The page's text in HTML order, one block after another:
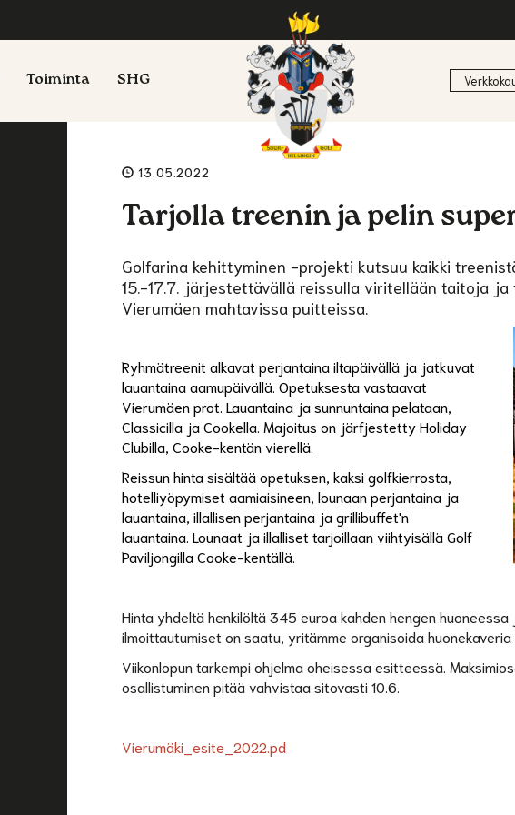
Toiminta SHG
13.05.2022
Tarjolla treenin ja pelin
Golfarina kehittyminen -projekti kutsuu kaikki
15.-17.7. järjestettävällä reissulla viritellään taitoja ja
Vierumäen mahtavissa puitteissa.
Ryhmätreenit alkavat perjantaina iltapäivällä ja jatkuvat
lauantaina aamupäivällä. Opetuksesta vastaavat
Vierumäen prot. Lauantaina ja sunnuntaina pelataan,
Classicilla ja Cookella. Majoitus on järfjestetty Holiday
Clubilla, Cooke-kentän vierellä.
Reissun hinta sisältää opetuksen, kaksi golfkierrosta,
hotelliyöpymiset aamiaisineen, lounaan perjantaina ja
lauantaina, illallisen perjantaina ja grillibuffet'n
lauantaina. Lounaat ja illalliset tarjoillaan viihtyisällä Golf
Paviljongilla Cooke-kentällä.
Hinta yhdeltä henkilöltä 345 euroa kahden hengen
ilmoittautumiset on saatu, yritämme organisoida
Viikonlopun tarkempi ohjelma oheisessa esitteessä.
osallistuminen pitää vahvistaa sitovasti 10.6.
Vierumäki_esite_2022.pd